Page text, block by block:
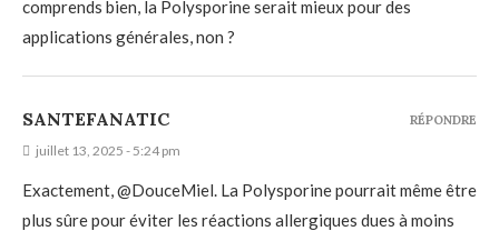
comprends bien, la Polysporine serait mieux pour des
applications générales, non ?
SANTEFANATIC
juillet 13, 2025 - 5:24 pm
Exactement, @DouceMiel. La Polysporine pourrait même être
plus sûre pour éviter les réactions allergiques dues à moins
RÉPONDRE